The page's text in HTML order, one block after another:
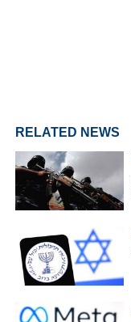
RELATED NEWS